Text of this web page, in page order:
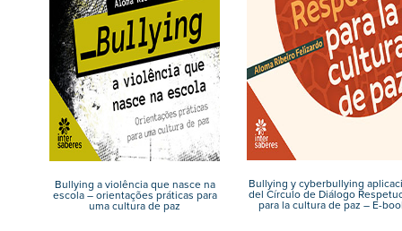
Bullying a violência que nasce na
escola – orientações práticas para
uma cultura de paz
Bullying y cyberbullying
del Círculo de Diálogo
para la cultura de paz – E-